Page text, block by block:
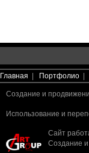
Главная Портфолио
Создание и
Использование и
Сайт
Создание